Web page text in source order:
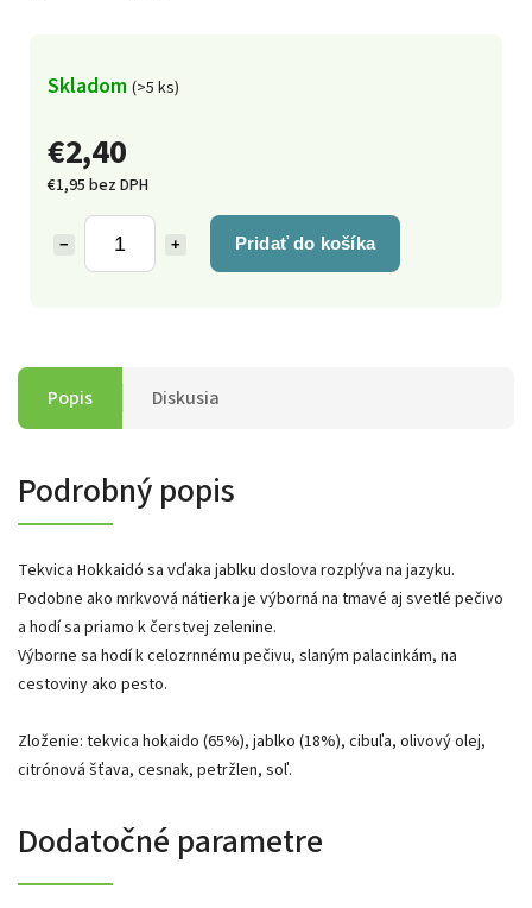
€2,40
€1,95 bez DPH
+
− Pridať do košíka
Skladom (>5 ks)
Popis Diskusia
Podrobný popis
Tekvica Hokkaidó sa vďaka jablku doslova rozplýva na jazyku.
Podobne ako mrkvová nátierka je výborná na tmavé aj svetlé pečivo
a hodí sa priamo k čerstvej zelenine.
Výborne sa hodí k celozrnnému pečivu, slaným palacinkám, na
cestoviny ako pesto.
Zloženie: tekvica hokaido (65%), jablko (18%), cibuľa, olivový olej,
citrónová šťava, cesnak, petržlen, soľ.
Dodatočné parametre